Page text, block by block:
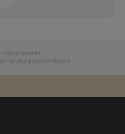
Versandkosten
des Herstellers